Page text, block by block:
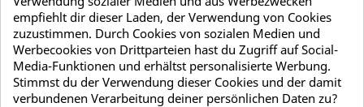
empfiehlt dir dieser Laden, der Verwendung von Cookies
zuzustimmen. Durch Cookies von sozialen Medien und
Werbecookies von Drittparteien hast du Zugriff auf Social-
Media-Funktionen und erhältst personalisierte Werbung.
Stimmst du der Verwendung dieser Cookies und der damit
verbundenen Verarbeitung deiner persönlichen Daten zu?